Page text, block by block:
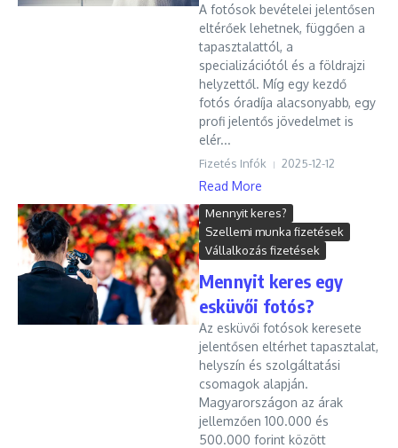
A fotósok bevételei jelentősen
eltérőek lehetnek, függően a
tapasztalattól, a
specializációtól és a földrajzi
helyzettől. Míg egy kezdő
fotós óradíja alacsonyabb, egy
profi jelentős jövedelmet is
elér...
Fizetés Infók 2025-12-12
Read More
Mennyit keres?
Szellemi munka fizetések
Vállalkozás fizetések
Mennyit keres egy
esküvői fotós?
Az esküvői fotósok keresete
jelentősen eltérhet tapasztalat,
helyszín és szolgáltatási
csomagok alapján.
Magyarországon az árak
jellemzően 100.000 és
500.000 forint között